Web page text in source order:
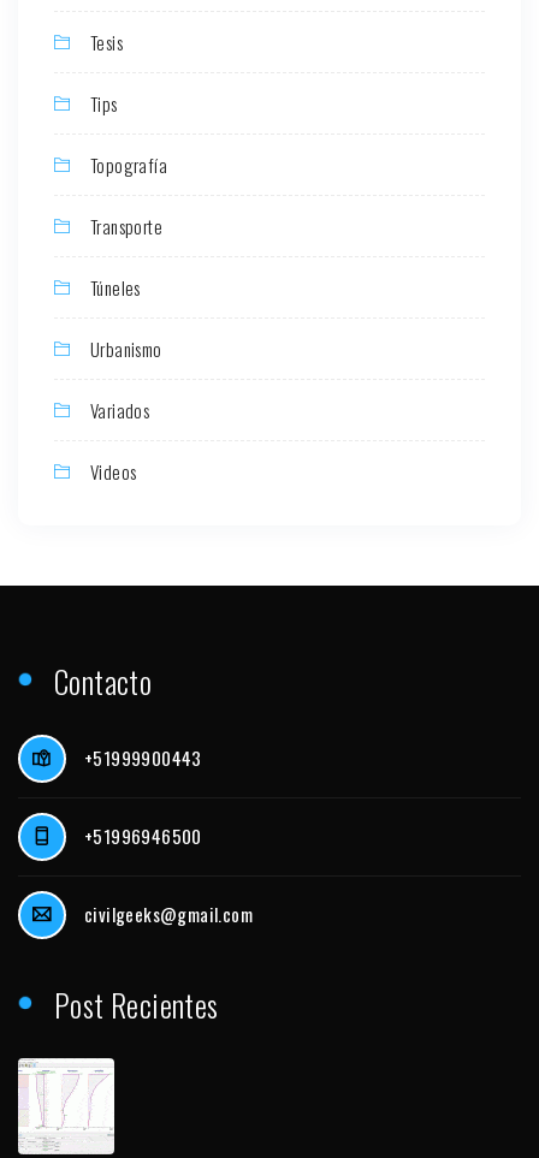
Tesis
Tips
Topografía
Transporte
Túneles
Urbanismo
Variados
Videos
Contacto
+51999900443
+51996946500
civilgeeks@gmail.com
Post Recientes